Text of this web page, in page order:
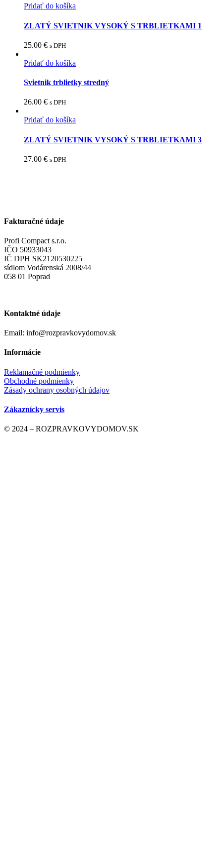
Pridať do košíka
ZLATÝ SVIETNIK VYSOKÝ S TRBLIETKAMI 1
25.00 € s DPH
Pridať do košíka
Svietnik trblietky stredný
26.00 € s DPH
Pridať do košíka
ZLATÝ SVIETNIK VYSOKÝ S TRBLIETKAMI 3
27.00 € s DPH
Fakturačné údaje
Profi Compact s.r.o.
IČO 50933043
IČ DPH SK2120530225
sídlom Vodárenská 2008/44
058 01 Poprad
Kontaktné údaje
Email: info@rozpravkovydomov.sk
Informácie
Reklamačné podmienky
Obchodné podmienky
Zásady ochrany osobných údajov
Zákaznícky servis
© 2024 – ROZPRAVKOVYDOMOV.SK